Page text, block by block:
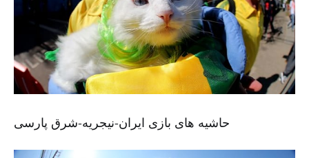
حاشیه های بازی ایران-نیجریه-شرق پارسی